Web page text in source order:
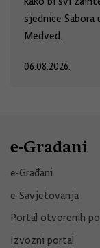
sjednice
Medved.
06.08.2026.
e-Građani
e-Građani
e-Savjetovanja
Portal otvorenih
Izvozni portal